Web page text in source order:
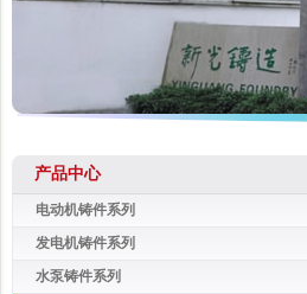
产品中心
电动机铸件系列
发电机铸件系列
水泵铸件系列